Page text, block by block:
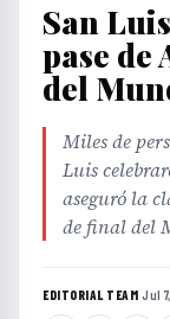
San
pase de
del
Miles de
Luis
aseguró la
de final del
EDITORIAL TEAM·Jul